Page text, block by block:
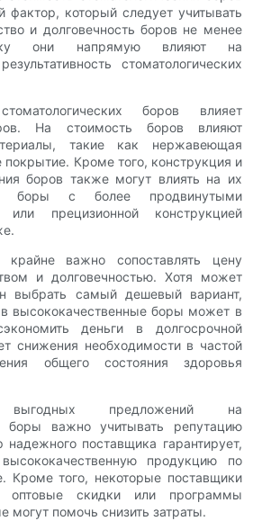
который следует учитывать
и долговечность боров не менее
они напрямую влияют на
стоматологических
боров влияет
На стоимость боров влияют
такие как нержавеющая
покрытие. Кроме того, конструкция и
боров также могут влиять на их
боры с более продвинутыми
или прецизионной конструкцией
крайне важно сопоставлять цену
и долговечностью. Хотя может
выбрать самый дешевый вариант,
высококачественные боры может в
деньги в долгосрочной
снижения необходимости в частой
общего состояния здоровья
предложений на
боры важно учитывать репутацию
поставщика гарантирует,
продукцию по
Кроме того, некоторые поставщики
оптовые скидки или программы
могут помочь снизить затраты.